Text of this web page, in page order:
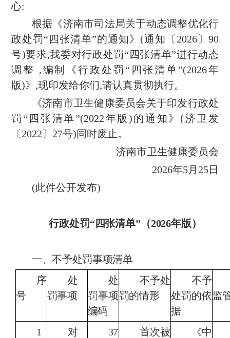
心:
根据《济南市司法局关于动态调整优化行
政处罚“四张清单”的通知》(通知〔2026〕90
号)要求,我委对行政处罚“四张清单”进行动态
调整 ,编制《行政处罚“四张清单”(2026年
版)》,现印发给你们,请认真贯彻执行。
《济南市卫生健康委员会关于印发行政处
罚“四张清单”(2022年版)的通知》(济卫发
〔2022〕27号)同时废止。
济南市卫生健康委员会
2026年5月25日
(此件公开发布)
行政处罚“四张清单” （2026年版）
一、不予处罚事项清单
序
号
处
罚事项
处
罚事项
编码
不予处
罚的情形
不予
处罚的依
据
监
1
对
37
首次被
《中